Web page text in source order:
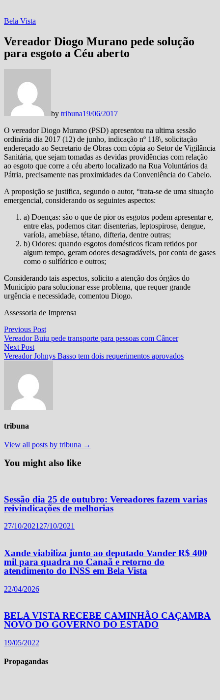
Bela Vista
Vereador Diogo Murano pede solução
para esgoto a Céu aberto
by tribuna19/06/2017
O vereador Diogo Murano (PSD) apresentou na ultima sessão
ordinária dia 2017 (12) de junho, indicação nº 118\, solicitação
endereçado ao Secretario de Obras com cópia ao Setor de Vigilância
Sanitária, que sejam tomadas as devidas providências com relação
ao esgoto que corre a céu aberto localizado na Rua Voluntários da
Pátria, precisamente nas proximidades da Conveniência do Cabelo.
A proposição se justifica, segundo o autor, “trata-se de uma situação
emergencial, considerando os seguintes aspectos:
a) Doenças: são o que de pior os esgotos podem apresentar e,
entre elas, podemos citar: disenterias, leptospirose, dengue,
varíola, amebíase, tétano, difteria, dentre outras;
b) Odores: quando esgotos domésticos ficam retidos por
algum tempo, geram odores desagradáveis, por conta de gases
como o sulfídrico e outros;
Considerando tais aspectos, solicito a atenção dos órgãos do
Município para solucionar esse problema, que requer grande
urgência e necessidade, comentou Diogo.
Assessoria de Imprensa
Navegação
de
Post
Previous PostPrevious
post:
Vereador Buiu pede transporte para pessoas com Câncer
Next PostNext
post:
Vereador Johnys Basso tem dois requerimentos aprovados
tribuna
View all posts by tribuna →
You might also like
Sessão dia 25 de outubro: Vereadores fazem varias
reivindicações de melhorias
27/10/2021 27/10/2021
Xande viabiliza junto ao deputado Vander R$ 400
mil para quadra no Canaã e retorno do
atendimento do INSS em Bela Vista
22/04/2026
BELA VISTA RECEBE CAMINHÃO CAÇAMBA
NOVO DO GOVERNO DO ESTADO
19/05/2022
Propagandas